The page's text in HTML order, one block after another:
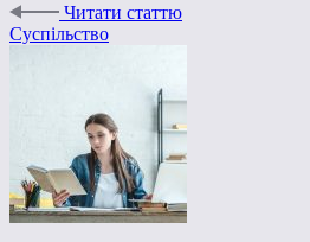
Читати статтю
Суспільство